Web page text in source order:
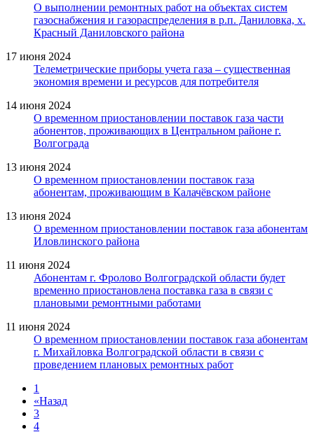
О выполнении ремонтных работ на объектах систем
газоснабжения и газораспределения в р.п. Даниловка, х.
Красный Даниловского района
17 июня 2024
Телеметрические приборы учета газа – существенная
экономия времени и ресурсов для потребителя
14 июня 2024
О временном приостановлении поставок газа части
абонентов, проживающих в Центральном районе г.
Волгограда
13 июня 2024
О временном приостановлении поставок газа
абонентам, проживающим в Калачёвском районе
13 июня 2024
О временном приостановлении поставок газа абонентам
Иловлинского района
11 июня 2024
Абонентам г. Фролово Волгоградской области будет
временно приостановлена поставка газа в связи с
плановыми ремонтными работами
11 июня 2024
О временном приостановлении поставок газа абонентам
г. Михайловка Волгоградской области в связи с
проведением плановых ремонтных работ
1
«Назад
3
4